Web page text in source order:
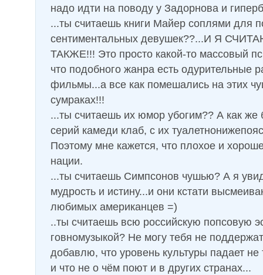
надо идти на поводу у Задорнова и
...ты считаешь книги Майер соплями для
сентиментальных девушек??...И Я
ТАКЖЕ!!! Это просто какой-то массовый
что подобного жанра есть одурительные
фильмы...а все как помешались на этих
сумраках!!!
...ты считаешь их юмор убогим?? А как же
серий камеди клаб, с их
Поэтому мне кажется, что плохое и
нации.
...ты считаешь Симпсонов чушью? А я
мудрость и истину...и они кстати
любимых американцев =)
..ты считаешь всю российскую попсовую
говномузыкой? Не могу тебя не
добавлю, что уровень культуры падает не
и что не о чём поют и в других странах...